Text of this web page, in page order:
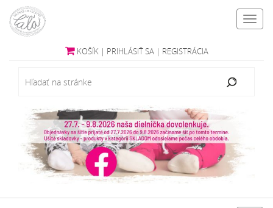
KOŠÍK | PRIHLÁSIŤ SA | REGISTRÁCIA